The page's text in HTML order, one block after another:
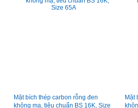
Mặt bích thép carbon rỗng đen
không mạ, tiêu chuẩn BS 16K, Size
Mặt